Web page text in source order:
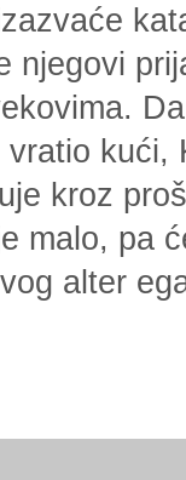
njegovi
kući,
kroz
malo, pa
alter